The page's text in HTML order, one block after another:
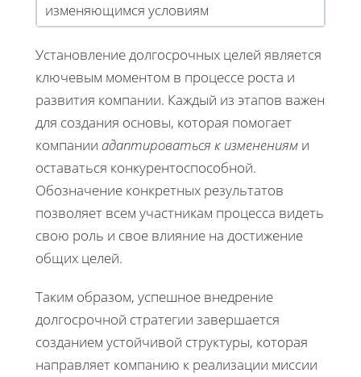
изменяющимся условиям
Установление долгосрочных целей является
ключевым моментом в процессе роста и
развития компании. Каждый из этапов важен
для создания основы, которая помогает
компании адаптироваться к изменениям и
оставаться конкурентоспособной.
Обозначение конкретных результатов
позволяет всем участникам процесса видеть
свою роль и свое влияние на достижение
общих целей.
Таким образом, успешное внедрение
долгосрочной стратегии завершается
созданием устойчивой структуры, которая
направляет компанию к реализации миссии